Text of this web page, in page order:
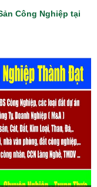
Công Nghiệp tại